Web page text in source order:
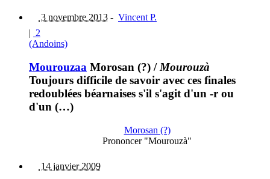
3 novembre 2013 - Vincent P.
| 2
(Andoins)
Mourouzaa Morosan (?) / Mourouzà
Toujours difficile de savoir avec ces finales
redoublées béarnaises s'il s'agit d'un -r ou
d'un (…)
Morosan (?)
Prononcer "Mourouzà"
14 janvier 2009